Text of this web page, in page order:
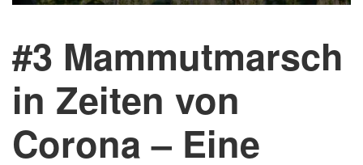
#3 Mammutmarsch
in Zeiten von
Corona – Eine